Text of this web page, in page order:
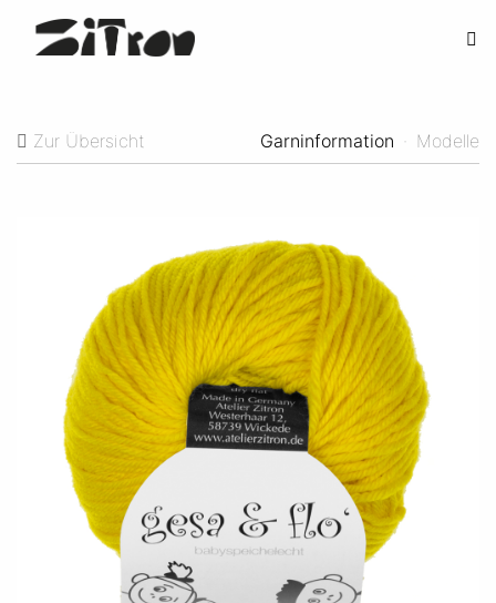
Zur Übersicht Garninformation · Modelle